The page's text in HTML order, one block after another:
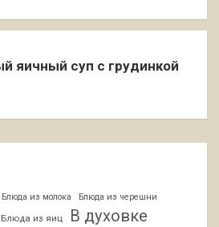
яичный суп с грудинкой
Блюда из молока Блюда из черешни
Блюда из яиц В духовке